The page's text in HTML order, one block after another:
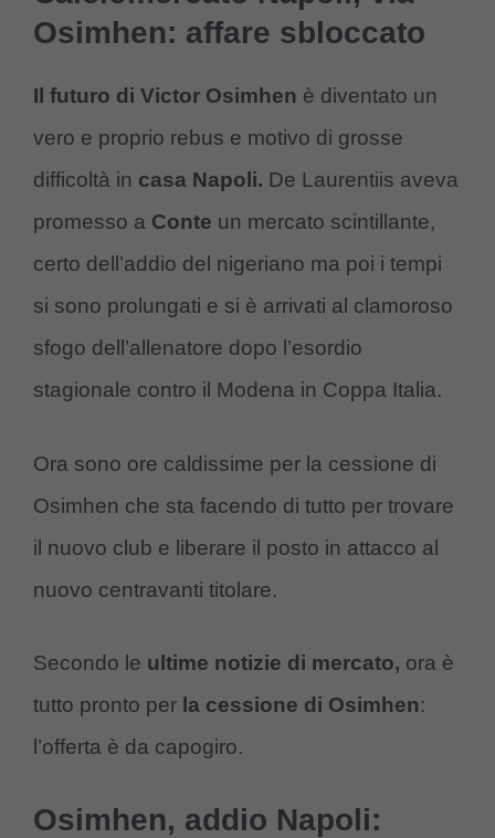
Osimhen: affare sbloccato
Il futuro di Victor Osimhen è diventato un
vero e proprio rebus e motivo di grosse
difficoltà in casa Napoli. De Laurentiis aveva
promesso a Conte un mercato scintillante,
certo dell’addio del nigeriano ma poi i tempi
si sono prolungati e si è arrivati al clamoroso
sfogo dell’allenatore dopo l’esordio
stagionale contro il Modena in Coppa Italia.
Ora sono ore caldissime per la cessione di
Osimhen che sta facendo di tutto per trovare
il nuovo club e liberare il posto in attacco al
nuovo centravanti titolare.
Secondo le ultime notizie di mercato, ora è
tutto pronto per la cessione di Osimhen:
l’offerta è da capogiro.
Osimhen, addio Napoli: